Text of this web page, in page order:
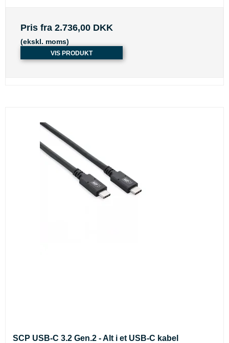
Pris fra 2.736,00 DKK
(ekskl. moms)
VIS PRODUKT
SCP USB-C 3.2 Gen.2 - Alt i et USB-C kabel